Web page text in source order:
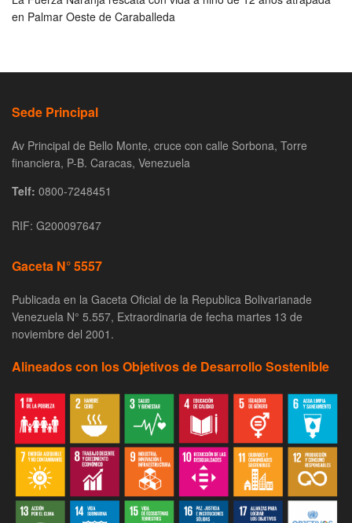
en Palmar Oeste de Caraballeda
Sede Principal
Av Principal de Bello Monte, cruce con calle Sorbona, Torre
financiera, P-B. Caracas, Venezuela
Telf: 0800-7248451
RIF: G200097647
Gaceta N° 5557
Publicada en la Gaceta Oficial de la Republica Bolivarianade
Venezuela N° 5.557, Extraordinaria de fecha martes 13 de
noviembre del 2001.
Alineados con los Objetivos de Desarrollo Sostenible